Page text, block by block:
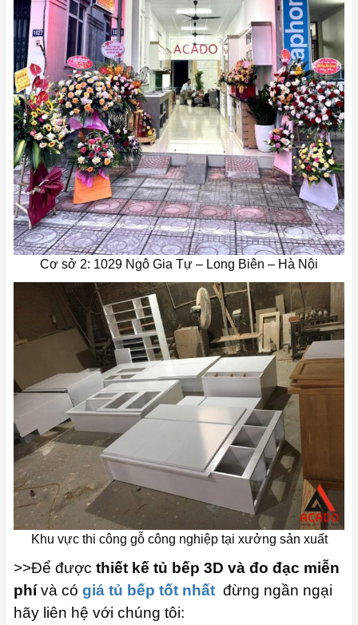
Cơ sở 2: 1029 Ngô Gia Tự – Long Biên – Hà Nội
Khu vực thi công gỗ công nghiệp tại xưởng sản xuất
>>Để được thiết kế tủ bếp 3D và đo đạc miễn
phívà có giá tủ bếp tốt nhất đừng ngần ngại
hãy liên hệ với chúng tôi: